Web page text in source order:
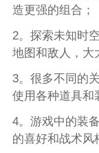
造更强的组合；
2。探索未知时
地图和敌人，大
3。很多不同的
使用各种道具和
4。游戏中的装
的喜好和战术风